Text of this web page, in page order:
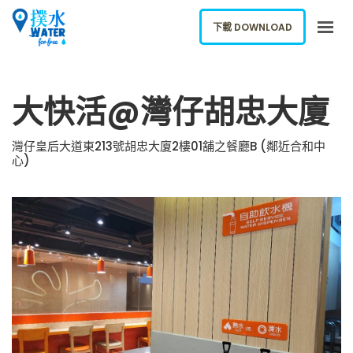
下載應用
網誌
ENGLISH
下載 DOWNLOAD
大快活@灣仔胡忠大廈
灣仔皇后大道東213號胡忠大廈2樓01舖之餐廳B (鄰近合和中
心)
下載 DOWNLOAD